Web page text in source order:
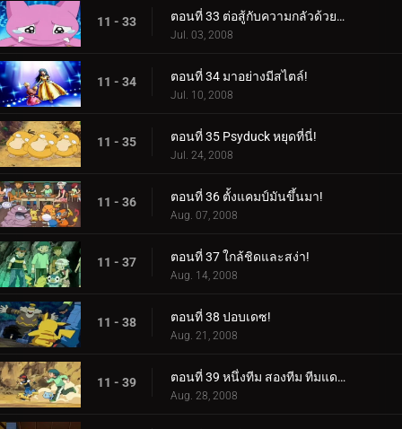
11 - 33 ตอนที่ 33 ต่อสู้กับความกลัวด้วยความหวาดกลัว!
Jul. 03, 2008
11 - 34 ตอนที่ 34 มาอย่างมีสไตล์!
Jul. 10, 2008
11 - 35 ตอนที่ 35 Psyduck หยุดที่นี่!
Jul. 24, 2008
11 - 36 ตอนที่ 36 ตั้งแคมป์มันขึ้นมา!
Aug. 07, 2008
11 - 37 ตอนที่ 37 ใกล้ชิดและสง่า!
Aug. 14, 2008
11 - 38 ตอนที่ 38 ปอบเดซ!
Aug. 21, 2008
11 - 39 ตอนที่ 39 หนึ่งทีม สองทีม ทีมแดง ทีมน้ำเงิน!
Aug. 28, 2008